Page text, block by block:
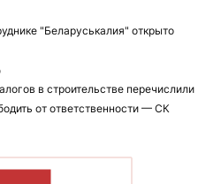
"Беларуськалия" открыто
в строительстве перечислили
от ответственности — СК